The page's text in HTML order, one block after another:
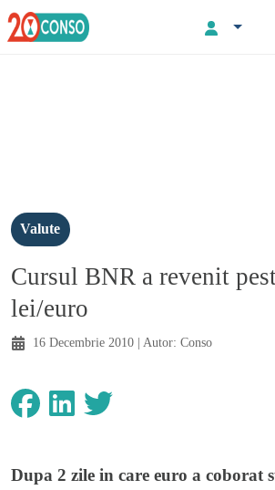
Valute
Cursul BNR a revenit
lei/euro
16 Decembrie 2010 | Autor: Conso
Dupa 2 zile in care euro a coborat